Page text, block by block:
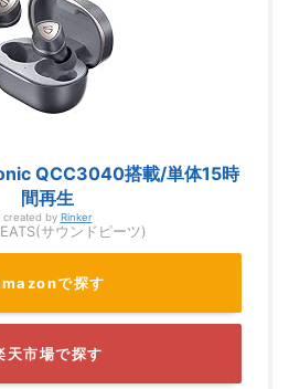
QCC3040搭載/単体15時
間再生
created by Rinker
サウンドピーツ)
で探す
天市場で探す